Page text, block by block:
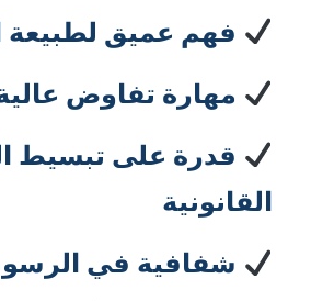
فهم عميق
مهارة تفاوض
قدرة على تبسيط
القانونية
شفافية في